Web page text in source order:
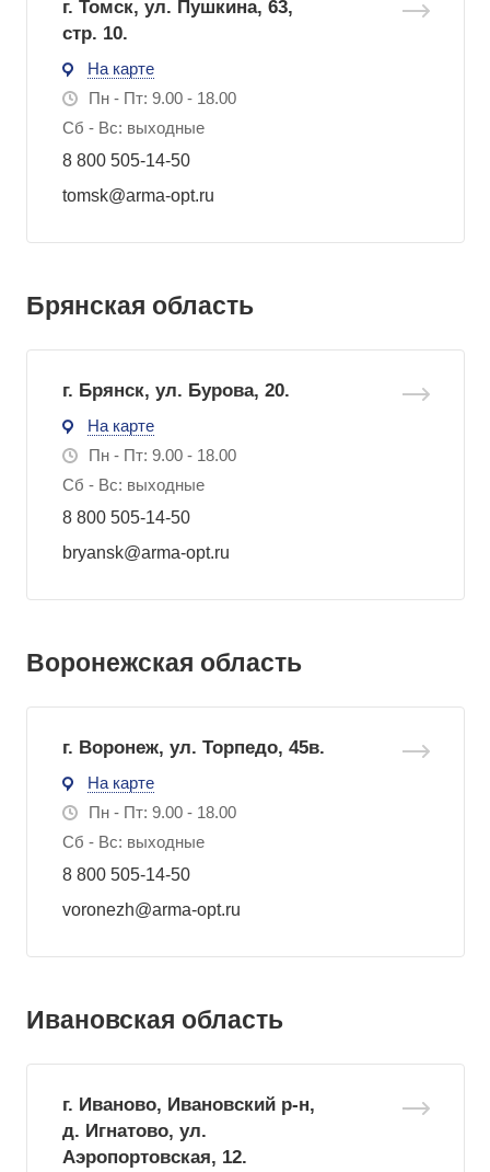
г. Томск, ул. Пушкина, 63,
стр. 10.
На карте
Пн - Пт: 9.00 - 18.00
Сб - Вс: выходные
8 800 505-14-50
tomsk@arma-opt.ru
Брянская область
г. Брянск, ул. Бурова, 20.
На карте
Пн - Пт: 9.00 - 18.00
Сб - Вс: выходные
8 800 505-14-50
bryansk@arma-opt.ru
Воронежская область
г. Воронеж, ул. Торпедо, 45в.
На карте
Пн - Пт: 9.00 - 18.00
Сб - Вс: выходные
8 800 505-14-50
voronezh@arma-opt.ru
Ивановская область
г. Иваново, Ивановский р-н,
д. Игнатово, ул.
Аэропортовская, 12.